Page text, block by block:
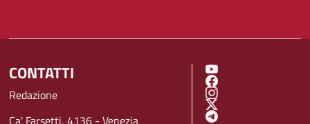
CONTATTI
Redazione
SOCIAL MENU